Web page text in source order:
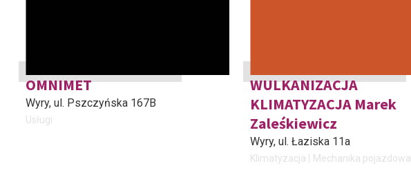
OMNIMET
Wyry, ul. Pszczyńska 167B
Usługi
WULKANIZACJA
KLIMATYZACJA Marek
Zaleśkiewicz
Wyry, ul. Łaziska 11a
Klimatyzacja
Mechanika pojazdowa